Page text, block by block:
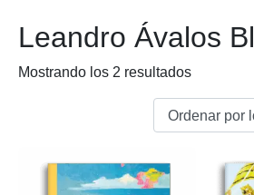
Leandro Ávalos
Mostrando los 2 resultados